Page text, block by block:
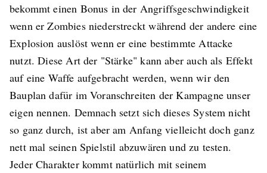
bekommt einen Bonus in der Angriffsgeschwindigkeit
wenn er Zombies niederstreckt während der andere eine
Explosion auslöst wenn er eine bestimmte Attacke
nutzt. Diese Art der "Stärke" kann aber auch als Effekt
auf eine Waffe aufgebracht werden, wenn wir den
Bauplan dafür im Voranschreiten der Kampagne unser
eigen nennen. Demnach setzt sich dieses System nicht
so ganz durch, ist aber am Anfang vielleicht doch ganz
nett mal seinen Spielstil abzuwären und zu testen.
Jeder Charakter kommt natürlich mit seinem